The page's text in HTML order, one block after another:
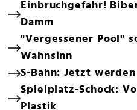
Einbruchgefahr!
Damm
"Vergessener Pool"
Wahnsinn
S-Bahn: Jetzt
Spielplatz-Schock: